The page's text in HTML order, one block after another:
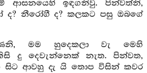
ආසනයෙහි ඉඳගනිවු. පින්වත්නි,
ද? නීරෝගී ද? කලකට පසු ඔබගේ
මම හුදෙකලා වැ මෙහි
දු දෙවැන්නෙක් නැත. පින්වත,
ආවහු දැ යි තොප විසින් කවර